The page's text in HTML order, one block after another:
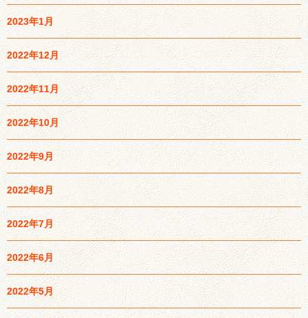
2023年1月
2022年12月
2022年11月
2022年10月
2022年9月
2022年8月
2022年7月
2022年6月
2022年5月